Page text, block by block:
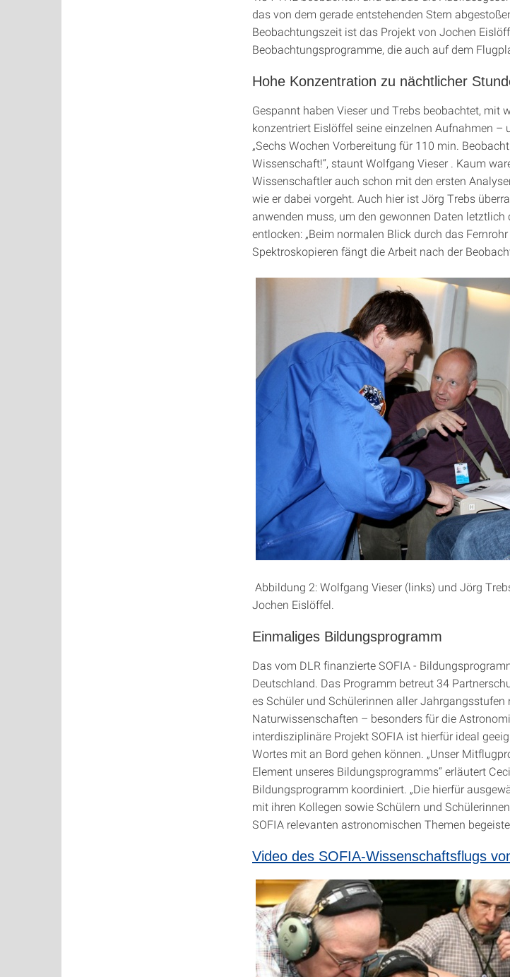
das von dem gerade entstehenden Stern
Beobachtungszeit ist das Projekt von Jochen
Beobachtungsprogramme, die auch auf dem
Hohe Konzentration zu nächtlicher
Gespannt haben Vieser und Trebs beobachtet, mit
konzentriert Eislöffel seine einzelnen Aufnahmen –
„Sechs Wochen Vorbereitung für 110 min.
Wissenschaft!“, staunt Wolfgang Vieser . Kaum
Wissenschaftler auch schon mit den ersten
wie er dabei vorgeht. Auch hier ist Jörg Trebs
anwenden muss, um den gewonnen Daten
entlocken: „Beim normalen Blick durch das
Spektroskopieren fängt die Arbeit nach der
Abbildung 2: Wolfgang Vieser (links) und Jörg
Jochen Eislöffel.
Einmaliges Bildungsprogramm
Das vom DLR finanzierte SOFIA -
Deutschland. Das Programm betreut 34
es Schüler und Schülerinnen aller
Naturwissenschaften – besonders für die
interdisziplinäre Projekt SOFIA ist hierfür ideal
Wortes mit an Bord gehen können. „Unser
Element unseres Bildungsprogramms“ erläutert
Bildungsprogramm koordiniert. „Die hierfür
mit ihren Kollegen sowie Schülern und
SOFIA relevanten astronomischen Themen
Video des SOFIA-Wissenschaftsflugs